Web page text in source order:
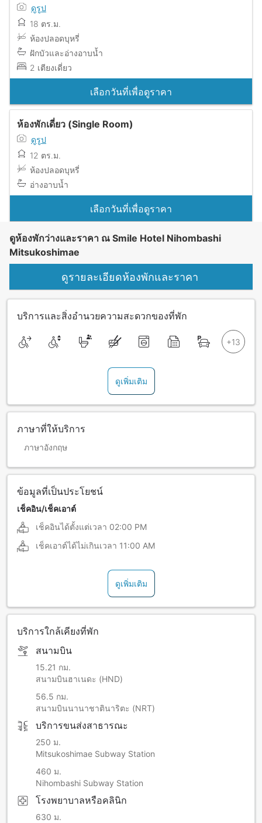
ดูรูป
18 ตร.ม.
ห้องปลอดบุหรี่
ฝักบัวและอ่างอาบน้ำ
2 เตียงเดี่ยว
เลือกวันที่เพื่อดูราคา
ห้องพักเดี่ยว (Single Room)
ดูรูป
12 ตร.ม.
ห้องปลอดบุหรี่
อ่างอาบน้ำ
เลือกวันที่เพื่อดูราคา
ดูห้องพักว่างและราคา ณ Smile Hotel Nihombashi
Mitsukoshimae
ดูรายละเอียดห้องพักและราคา
บริการและสิ่งอำนวยความสะดวกของที่พัก
ดูเพิ่มเติม
ภาษาที่ให้บริการ
ภาษาอังกฤษ
ข้อมูลที่เป็นประโยชน์
เช็คอิน/เช็คเอาต์
เช็คอินได้ตั้งแต่เวลา 02:00 PM
เช็คเอาต์ได้ไม่เกินเวลา 11:00 AM
ดูเพิ่มเติม
บริการใกล้เคียงที่พัก
สนามบิน
15.21 กม.
สนามบินฮาเนดะ (HND)
56.5 กม.
สนามบินนานาชาตินาริตะ (NRT)
บริการขนส่งสาธารณะ
250 ม.
Mitsukoshimae Subway Station
460 ม.
Nihombashi Subway Station
โรงพยาบาลหรือคลินิก
630 ม.